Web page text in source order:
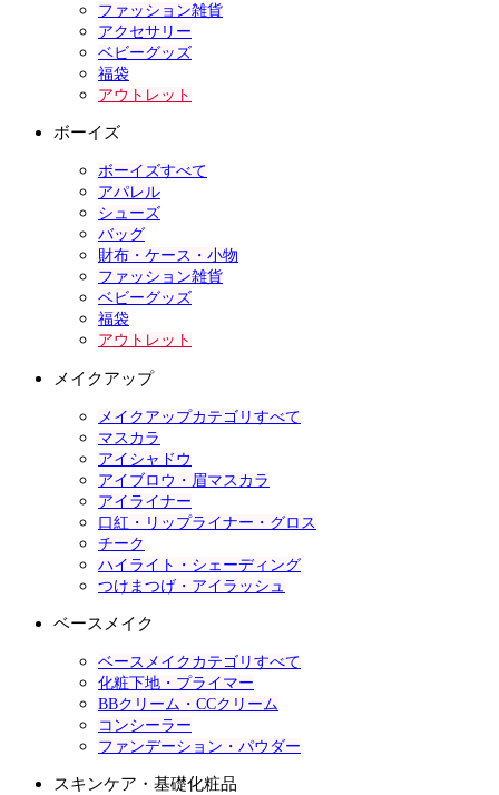
ファッション雑貨
アクセサリー
ベビーグッズ
福袋
アウトレット
ボーイズ
ボーイズすべて
アパレル
シューズ
バッグ
財布・ケース・小物
ファッション雑貨
ベビーグッズ
福袋
アウトレット
メイクアップ
メイクアップカテゴリすべて
マスカラ
アイシャドウ
アイブロウ・眉マスカラ
アイライナー
口紅・リップライナー・グロス
チーク
ハイライト・シェーディング
つけまつげ・アイラッシュ
ベースメイク
ベースメイクカテゴリすべて
化粧下地・プライマー
BBクリーム・CCクリーム
コンシーラー
ファンデーション・パウダー
スキンケア・基礎化粧品